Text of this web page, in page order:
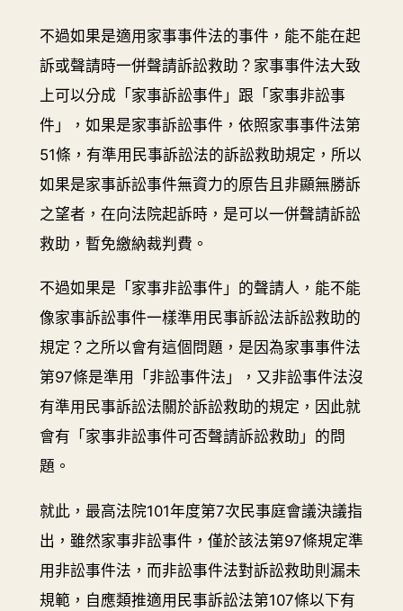
不過如果是適用家事事件法的事件，能不能在起
訴或聲請時一併聲請訴訟救助？家事事件法大致
上可以分成「家事訴訟事件」跟「家事非訟事
件」，如果是家事訴訟事件，依照家事事件法第
51條，有準用民事訴訟法的訴訟救助規定，所以
如果是家事訴訟事件無資力的原告且非顯無勝訴
之望者，在向法院起訴時，是可以一併聲請訴訟
救助，暫免繳納裁判費。
不過如果是「家事非訟事件」的聲請人，能不能
像家事訴訟事件一樣準用民事訴訟法訴訟救助的
規定？之所以會有這個問題，是因為家事事件法
第97條是準用「非訟事件法」，又非訟事件法沒
有準用民事訴訟法關於訴訟救助的規定，因此就
會有「家事非訟事件可否聲請訴訟救助」的問
題。
就此，最高法院101年度第7次民事庭會議決議指
出，雖然家事非訟事件，僅於該法第97條規定準
用非訟事件法，而非訟事件法對訴訟救助則漏未
規範，自應類推適用民事訴訟法第107條以下有